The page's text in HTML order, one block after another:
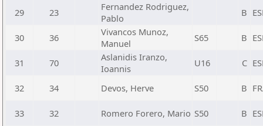
29 23
Fernandez Rodriguez,
Pablo
B
30 36
Vivancos Munoz,
Manuel
S65 B
31 70
Aslanidis Iranzo,
Ioannis
U16 C
32 34 Devos, Herve S50 B
33 32 Romero Forero, Mario S50 B